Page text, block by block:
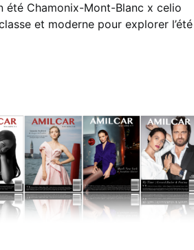
été Chamonix-Mont-Blanc x celio
et moderne pour explorer l’été